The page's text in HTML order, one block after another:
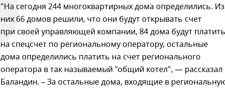
"На сегодня 244 многоквартирных дома определились. Из
них 66 домов решили, что они будут открывать счет
при своей управляющей компании, 84 дома будут платить
на спецсчет по региональному оператору, остальные
дома определились платить на счет регионального
оператора в так называемый "общий котел", — рассказал
Баландин. – За остальные дома, входящие в